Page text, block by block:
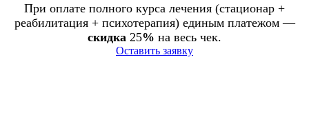
При оплате полного курса лечения (стационар +
реабилитация + психотерапия) единым платежом —
скидка 25% на весь чек.
Оставить заявку